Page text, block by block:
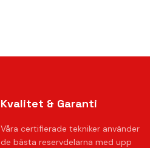
Kvalitet & Garanti
Våra certifierade tekniker använder
de bästa reservdelarna med upp